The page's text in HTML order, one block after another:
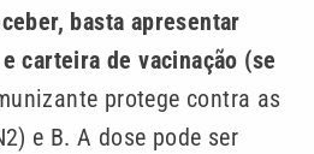
basta apresentar
carteira de vacinação (se
protege contra as
e B. A dose pode ser